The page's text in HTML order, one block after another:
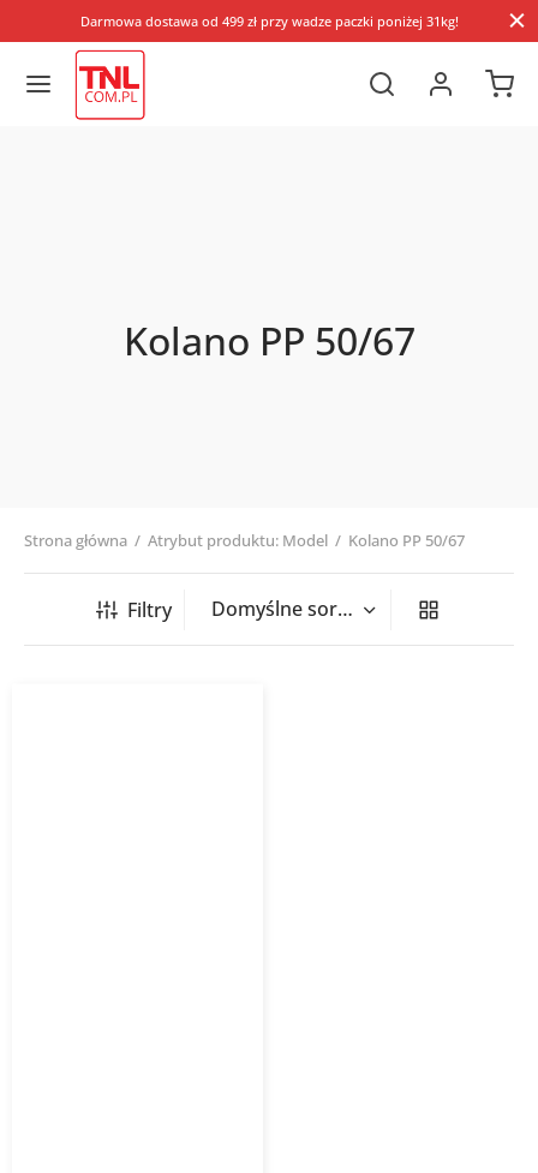
Darmowa dostawa od 499 zł przy wadze paczki poniżej 31kg!
Kolano PP 50/67
Strona główna / Atrybut produktu: Model / Kolano PP 50/67
Filtry